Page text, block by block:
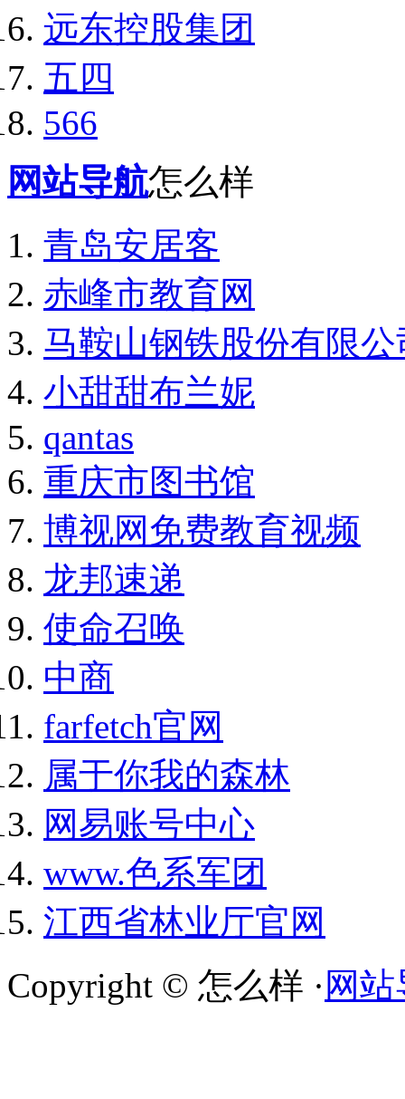
远东控股集团
五四
566
网站导航怎么样
青岛安居客
赤峰市教育网
马鞍山钢铁股份有限公
小甜甜布兰妮
qantas
重庆市图书馆
博视网免费教育视频
龙邦速递
使命召唤
中商
farfetch官网
属于你我的森林
网易账号中心
www.色系军团
江西省林业厅官网
Copyright © 怎么样 · 网